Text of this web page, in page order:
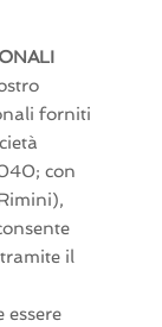
forniti
con
il